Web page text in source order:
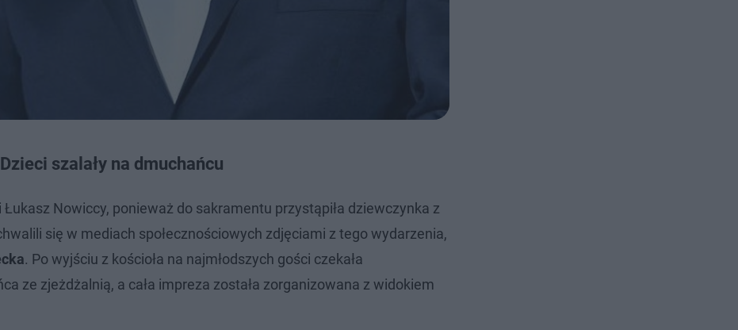
szalały na dmuchańcu
Nowiccy, ponieważ do sakramentu przystąpiła dziewczynka z
się w mediach społecznościowych zdjęciami z tego wydarzenia,
. Po wyjściu z kościoła na najmłodszych gości czekała
ze zjeżdżalnią, a cała impreza została zorganizowana z widokiem